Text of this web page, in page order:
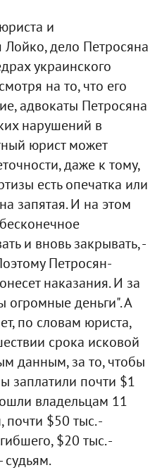
и
дело Петросяна
украинского
на то, что его
адвокаты Петросяна
нарушений в
юрист может
даже к тому,
есть опечатка или
запятая. И на этом
и вновь закрывать, -
Петросян-
наказания. И за
огромные деньги". А
по словам юриста,
срока исковой
данным, за то, чтобы
заплатили почти $1
владельцам 11
$50 тыс. -
$20 тыс. -
судьям.